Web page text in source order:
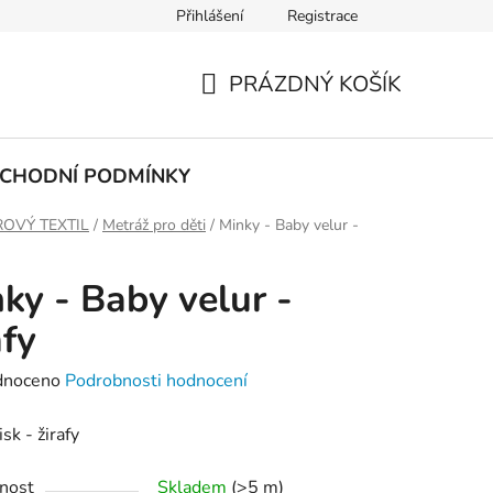
PODMÍNKY OCHRANY OSOBNÍCH ÚDAJŮ
Přihlášení Registrace
PRÁZDNÝ KOŠÍK
PODMÍNKY
TEXTIL / Metráž pro děti / Minky - Baby velur -
- Baby velur -
Podrobnosti hodnocení
- žirafy
Skladem (>5 m)